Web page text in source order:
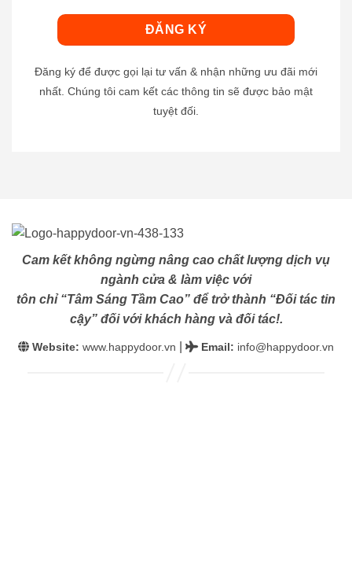
Đăng ký để được gọi lại tư vấn & nhận những ưu đãi mới
nhất. Chúng tôi cam kết các thông tin sẽ được bảo mật
tuyệt đối.
Cam kết không ngừng nâng cao chất lượng dịch vụ
ngành cửa & làm việc với
tôn chỉ “Tâm Sáng Tầm Cao” để trở thành “Đối tác tin
cậy” đối với khách hàng và đối tác!.
Website: www.happydoor.vn Email: info@happydoor.vn